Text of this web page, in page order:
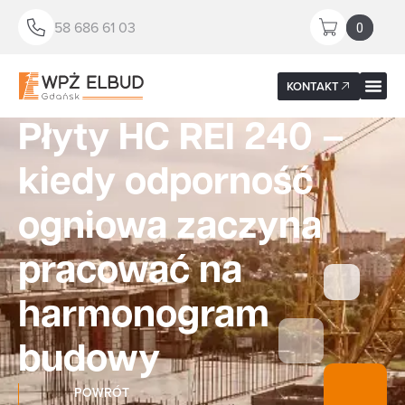
58 686 61 03 0
KONTAKT
Płyty HC REI 240 –
kiedy odporność
ogniowa zaczyna
pracować na
harmonogram
budowy
POWRÓT